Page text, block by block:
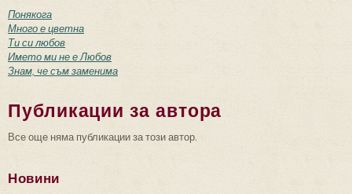
Понякога
Много е цветна
Ти си любов
Името ми не е Любов
Знам, че съм заменима
Публикации за автора
Все още няма публикации за този автор.
Новини